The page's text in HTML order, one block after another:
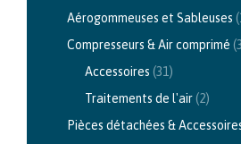
Aérogommeuses et Sableuses
Compresseurs & Air comprimé
Accessoires (31)
Traitements de l'air(2)
Pièces détachées &